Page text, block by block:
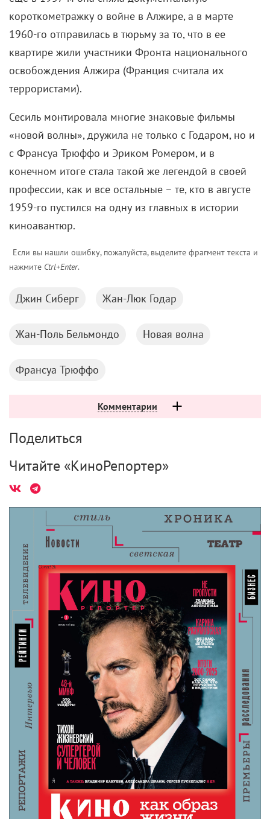
короткометражку о войне в Алжире, а в марте
1960-го отправилась в тюрьму за то, что в ее
квартире жили участники Фронта национального
освобождения Алжира (Франция считала их
террористами).
Сесиль монтировала многие знаковые фильмы
«новой волны», дружила не только с Годаром, но и
с Франсуа Трюффо и Эриком Ромером, и в
конечном итоге стала такой же легендой в своей
профессии, как и все остальные – те, кто в августе
1959-го пустился на одну из главных в истории
киноавантюр.
Если вы нашли ошибку, пожалуйста, выделите фрагмент текста и
нажмите Ctrl+Enter.
Джин Сиберг Жан-Люк Годар
Жан-Поль Бельмондо Новая волна
Франсуа Трюффо
Комментарии
Поделиться
Читайте «КиноРепортер»